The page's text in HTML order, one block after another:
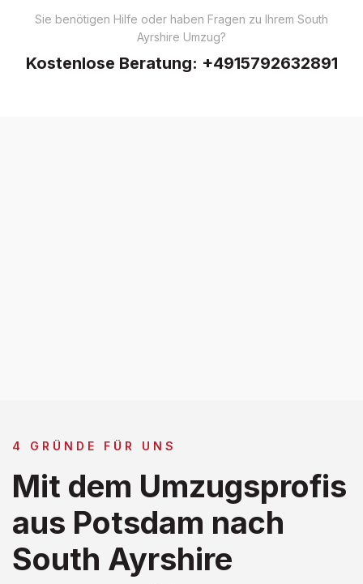
Sie benötigen Hilfe oder haben Fragen zu Ihrem South
Ayrshire Umzug?
Kostenlose Beratung: +4915792632891
4 GRÜNDE FÜR UNS
Mit dem Umzugsprofis
aus Potsdam nach
South Ayrshire